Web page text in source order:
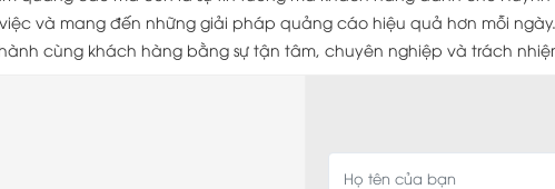
và mang đến những giải pháp quảng cáo hiệu quả hơn mỗi ngày.
cùng khách hàng bằng sự tận tâm, chuyên nghiệp và trách